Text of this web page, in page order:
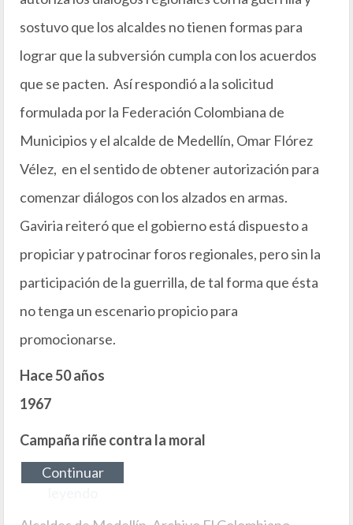
sostuvo que los alcaldes no tienen formas para
lograr que la subversión cumpla con los acuerdos
que se pacten. Así respondió a la solicitud
formulada por la Federación Colombiana de
Municipios y el alcalde de Medellín, Omar Flórez
Vélez, en el sentido de obtener autorización para
comenzar diálogos con los alzados en armas.
Gaviria reiteró que el gobierno está dispuesto a
propiciar y patrocinar foros regionales, pero sin la
participación de la guerrilla, de tal forma que ésta
no tenga un escenario propicio para
promocionarse.
Hace 50 años
1967
Campaña riñe contra la moral
Continuar